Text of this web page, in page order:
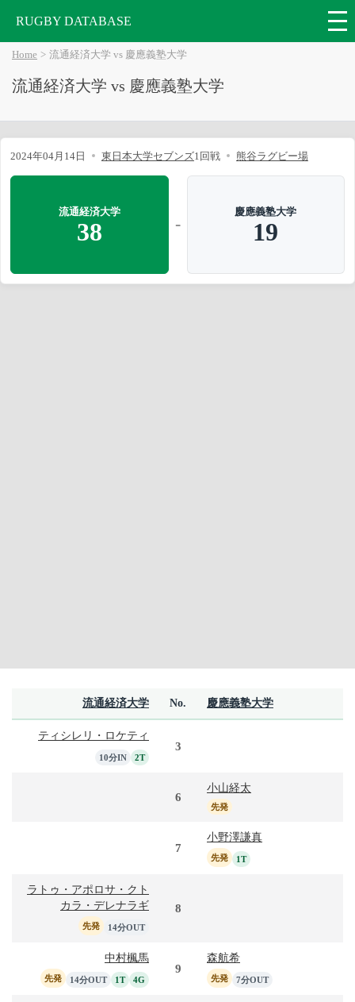
RUGBY DATABASE
Home 流通経済大学 vs 慶應義塾大学
流通経済大学 vs 慶應義塾大学
2024年04月14日 東日本大学セブンズ1回戦 熊谷ラグビー場
流通経済大学
38 -
慶應義塾大学
19
流通経済大学 No. 慶應義塾大学
ティシレリ・ロケティ
10分IN 2T
3
6
小山経太
先発
7
小野澤謙真
先発 1T
ラトゥ・アポロサ・クト
カラ・デレナラギ
先発 14分OUT
8
中村楓馬
先発 14分OUT 1T 4G
9
森航希
先発 7分OUT